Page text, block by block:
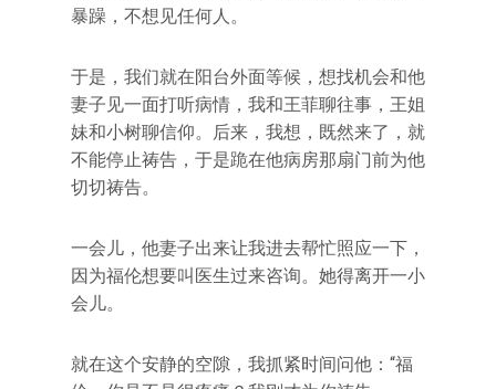
暴躁，不想见任何人。
于是，我们就在阳台外面等候，想找机会和他
妻子见一面打听病情，我和王菲聊往事，王姐
妹和小树聊信仰。后来，我想，既然来了，就
不能停止祷告，于是跪在他病房那扇门前为他
切切祷告。
一会儿，他妻子出来让我进去帮忙照应一下，
因为福伦想要叫医生过来咨询。她得离开一小
会儿。
就在这个安静的空隙，我抓紧时间问他：“福